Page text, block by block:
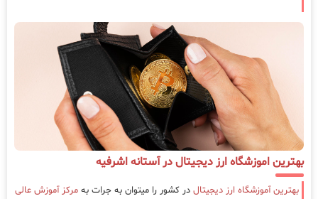
بهترین اموزشگاه ارز دیجیتال در آستانه اشرفیه
بهترین آموزشگاه ارز دیجیتال در کشور را میتوان به جرات به مرکز آموزش عالی